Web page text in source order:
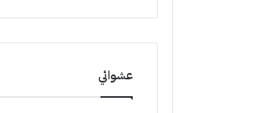
عشوائي